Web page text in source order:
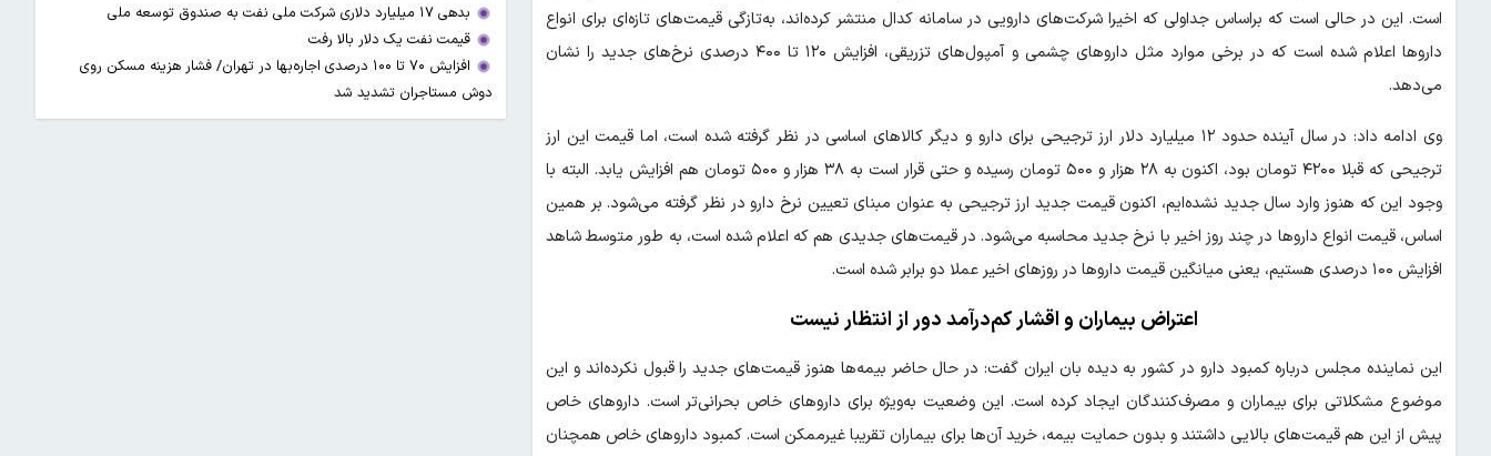
است. این در حالی است که براساس جداولی که اخیرا شرکت‌های دارویی در سامانه کدال منتشر کرده‌اند، به‌تازگی قیمت‌های تازه‌ای برای انواع
داروها اعلام شده است که در برخی موارد مثل داروهای چشمی و آمپول‌های تزریقی، افزایش ۱۲۰ تا ۴۰۰ درصدی نرخ‌های جدید را نشان
می‌دهد.
وی ادامه داد: در سال آینده حدود ۱۲ میلیارد دلار ارز ترجیحی برای دارو و دیگر کالاهای اساسی در نظر گرفته شده است، اما قیمت این ارز
ترجیحی که قبلا ۴۲۰۰ تومان بود، اکنون به ۲۸ هزار و ۵۰۰ تومان رسیده و حتی قرار است به ۳۸ هزار و ۵۰۰ تومان هم افزایش یابد. البته با
وجود این که هنوز وارد سال جدید نشده‌ایم، اکنون قیمت جدید ارز ترجیحی به عنوان مبنای تعیین نرخ دارو در نظر گرفته می‌شود. بر همین
اساس، قیمت انواع داروها در چند روز اخیر با نرخ جدید محاسبه می‌شود. در قیمت‌های جدیدی هم که اعلام شده است، به طور متوسط شاهد
افزایش ۱۰۰ درصدی هستیم، یعنی میانگین قیمت داروها در روزهای اخیر عملا دو برابر شده است.
اعتراض بیماران و اقشار کم‌درآمد دور از انتظار نیست
این نماینده مجلس درباره کمبود دارو در کشور به دیده بان ایران گفت: در حال حاضر بیمه‌ها هنوز قیمت‌های جدید را قبول نکرده‌اند و این
موضوع مشکلاتی برای بیماران و مصرف‌کنندگان ایجاد کرده است. این وضعیت به‌ویژه برای داروهای خاص بحرانی‌تر است. داروهای خاص
پیش از این هم قیمت‌های بالایی داشتند و بدون حمایت بیمه، خرید آن‌ها برای بیماران تقریبا غیرممکن است. کمبود داروهای خاص همچنان
بدهی ۱۷ میلیارد دلاری شرکت ملی نفت به صندوق توسعه ملی
قیمت نفت یک دلار بالا رفت
افزایش ۷۰ تا ۱۰۰ درصدی اجاره‌بها در تهران/ فشار هزینه مسکن روی
دوش مستاجران تشدید شد